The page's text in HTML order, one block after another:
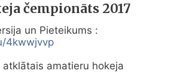
čempionāts 2017
4kwwjvvp
amatieru hokeja